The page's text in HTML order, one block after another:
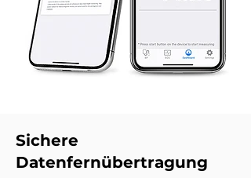
Sichere
Datenfernübertragung